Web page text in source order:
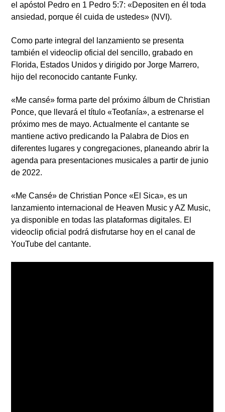
el apóstol Pedro en 1 Pedro 5:7: «Depositen en él toda
ansiedad, porque él cuida de ustedes» (NVI).
Como parte integral del lanzamiento se presenta
también el videoclip oficial del sencillo, grabado en
Florida, Estados Unidos y dirigido por Jorge Marrero,
hijo del reconocido cantante Funky.
«Me cansé» forma parte del próximo álbum de Christian
Ponce, que llevará el título «Teofanía», a estrenarse el
próximo mes de mayo. Actualmente el cantante se
mantiene activo predicando la Palabra de Dios en
diferentes lugares y congregaciones, planeando abrir la
agenda para presentaciones musicales a partir de junio
de 2022.
«Me Cansé» de Christian Ponce «El Sica», es un
lanzamiento internacional de Heaven Music y AZ Music,
ya disponible en todas las plataformas digitales. El
videoclip oficial podrá disfrutarse hoy en el canal de
YouTube del cantante.